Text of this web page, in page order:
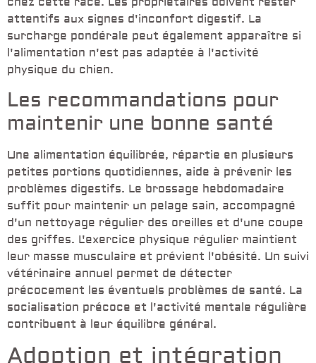
attentifs aux signes d'inconfort digestif. La
surcharge pondérale peut également apparaître si
l'alimentation n'est pas adaptée à l'activité
physique du chien.
Les recommandations pour
maintenir une bonne santé
Une alimentation équilibrée, répartie en plusieurs
petites portions quotidiennes, aide à prévenir les
problèmes digestifs. Le brossage hebdomadaire
suffit pour maintenir un pelage sain, accompagné
d'un nettoyage régulier des oreilles et d'une coupe
des griffes. L'exercice physique régulier maintient
leur masse musculaire et prévient l'obésité. Un suivi
vétérinaire annuel permet de détecter
précocement les éventuels problèmes de santé. La
socialisation précoce et l'activité mentale régulière
contribuent à leur équilibre général.
Adoption et intégration